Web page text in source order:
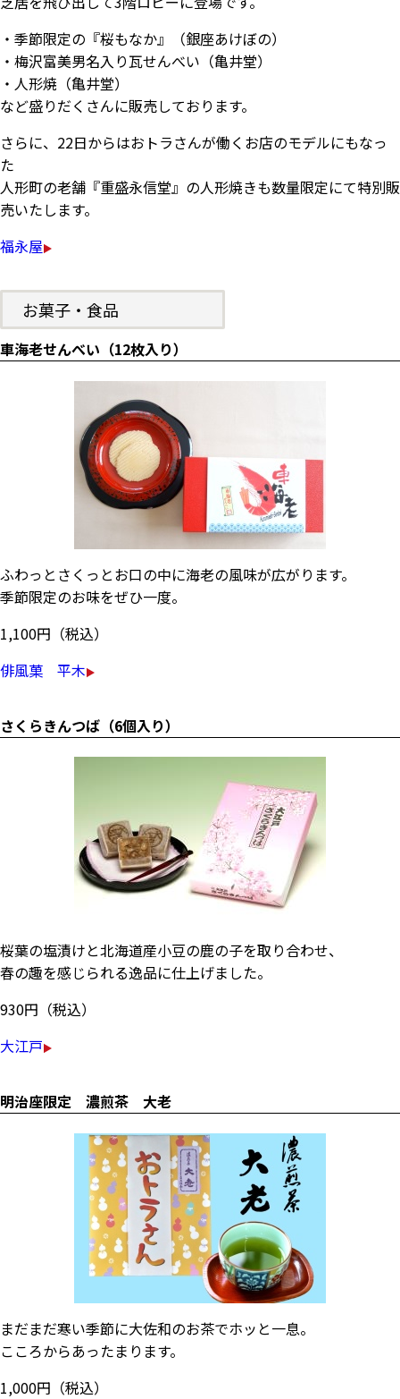
・季節限定の『桜もなか』（銀座あけぼの）
・梅沢富美男名入り瓦せんべい（亀井堂）
・人形焼（亀井堂）
など盛りだくさんに販売しております。
さらに、22日からはおトラさんが働くお店のモデルにもなっ
た
人形町の老舗『重盛永信堂』の人形焼きも数量限定にて特別販
売いたします。
福永屋
お菓子・食品
車海老せんべい（12枚入り）
ふわっとさくっとお口の中に海老の風味が広がります。
季節限定のお味をぜひ一度。
1,100円（税込）
俳風菓 平木
さくらきんつば（6個入り）
桜葉の塩漬けと北海道産小豆の鹿の子を取り合わせ、
春の趣を感じられる逸品に仕上げました。
930円（税込）
大江戸
明治座限定 濃煎茶 大老
まだまだ寒い季節に大佐和のお茶でホッと一息。
こころからあったまります。
1,000円（税込）